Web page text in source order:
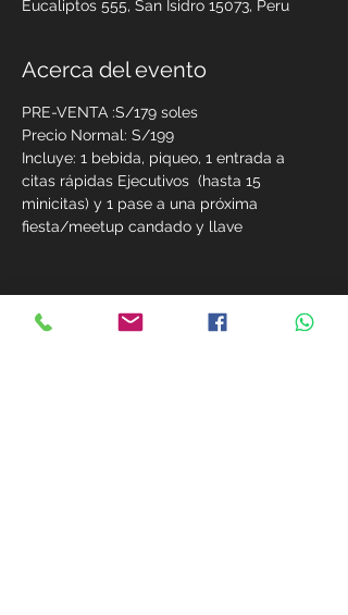
Eucaliptos 555, San Isidro 15073, Peru
Acerca del evento
PRE-VENTA :S/179 soles
Precio Normal: S/199
Incluye: 1 bebida, piqueo, 1 entrada a
citas rápidas Ejecutivos  (hasta 15
minicitas) y 1 pase a una próxima
fiesta/meetup candado y llave